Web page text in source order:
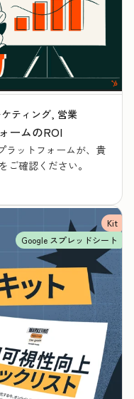
ティング, 営業
ームのROI
ラットフォームが、貴
ご確認ください。
Kit
Google スプレッドシート